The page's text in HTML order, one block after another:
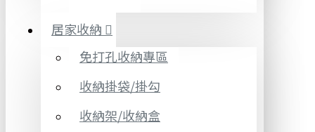
居家收納
免打孔收納專區
收納掛袋/掛勾
收納架/收納盒